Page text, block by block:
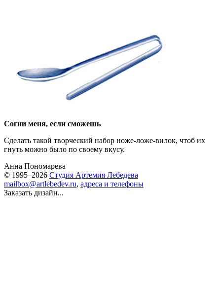
Согни меня, если сможешь
Сделать такой творческий набор ноже-ложе-вилок, чтоб их
гнуть можно было по своему вкусу.
Анна Пономарева
© 1995–2026 Студия Артемия Лебедева
mailbox@artlebedev.ru, адреса и телефоны
Заказать дизайн...